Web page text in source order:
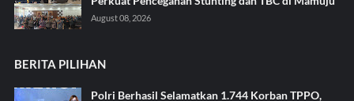
August 08, 2026
BERITA PILIHAN
Polri Berhasil Selamatkan 1.744 Korban TPPO,